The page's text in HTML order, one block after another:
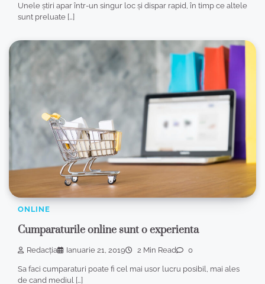
Unele știri apar într-un singur loc și dispar rapid, în timp ce altele
sunt preluate […]
ONLINE
Cumparaturile online sunt o experienta
Redacția Ianuarie 21, 2019 2 Min Read 0
Sa faci cumparaturi poate fi cel mai usor lucru posibil, mai ales
de cand mediul […]